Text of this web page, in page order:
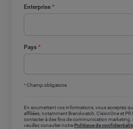
Enterprise *
Pays *
*Champ obligatoire
En soumettant vos informations, vous acceptez
affiliées, notamment Brandwatch, CisionOne et
contacter à des fins de communication
veuillez consulter notrePolitique de